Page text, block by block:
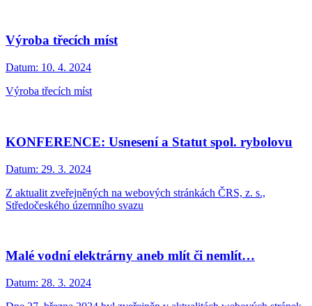
Výroba třecích míst
Datum: 10. 4. 2024
Výroba třecích míst
KONFERENCE: Usnesení a Statut spol. rybolovu
Datum: 29. 3. 2024
Z aktualit zveřejněných na webových stránkách ČRS, z. s.,
Středočeského územního svazu
Malé vodní elektrárny aneb mlít či nemlít…
Datum: 28. 3. 2024